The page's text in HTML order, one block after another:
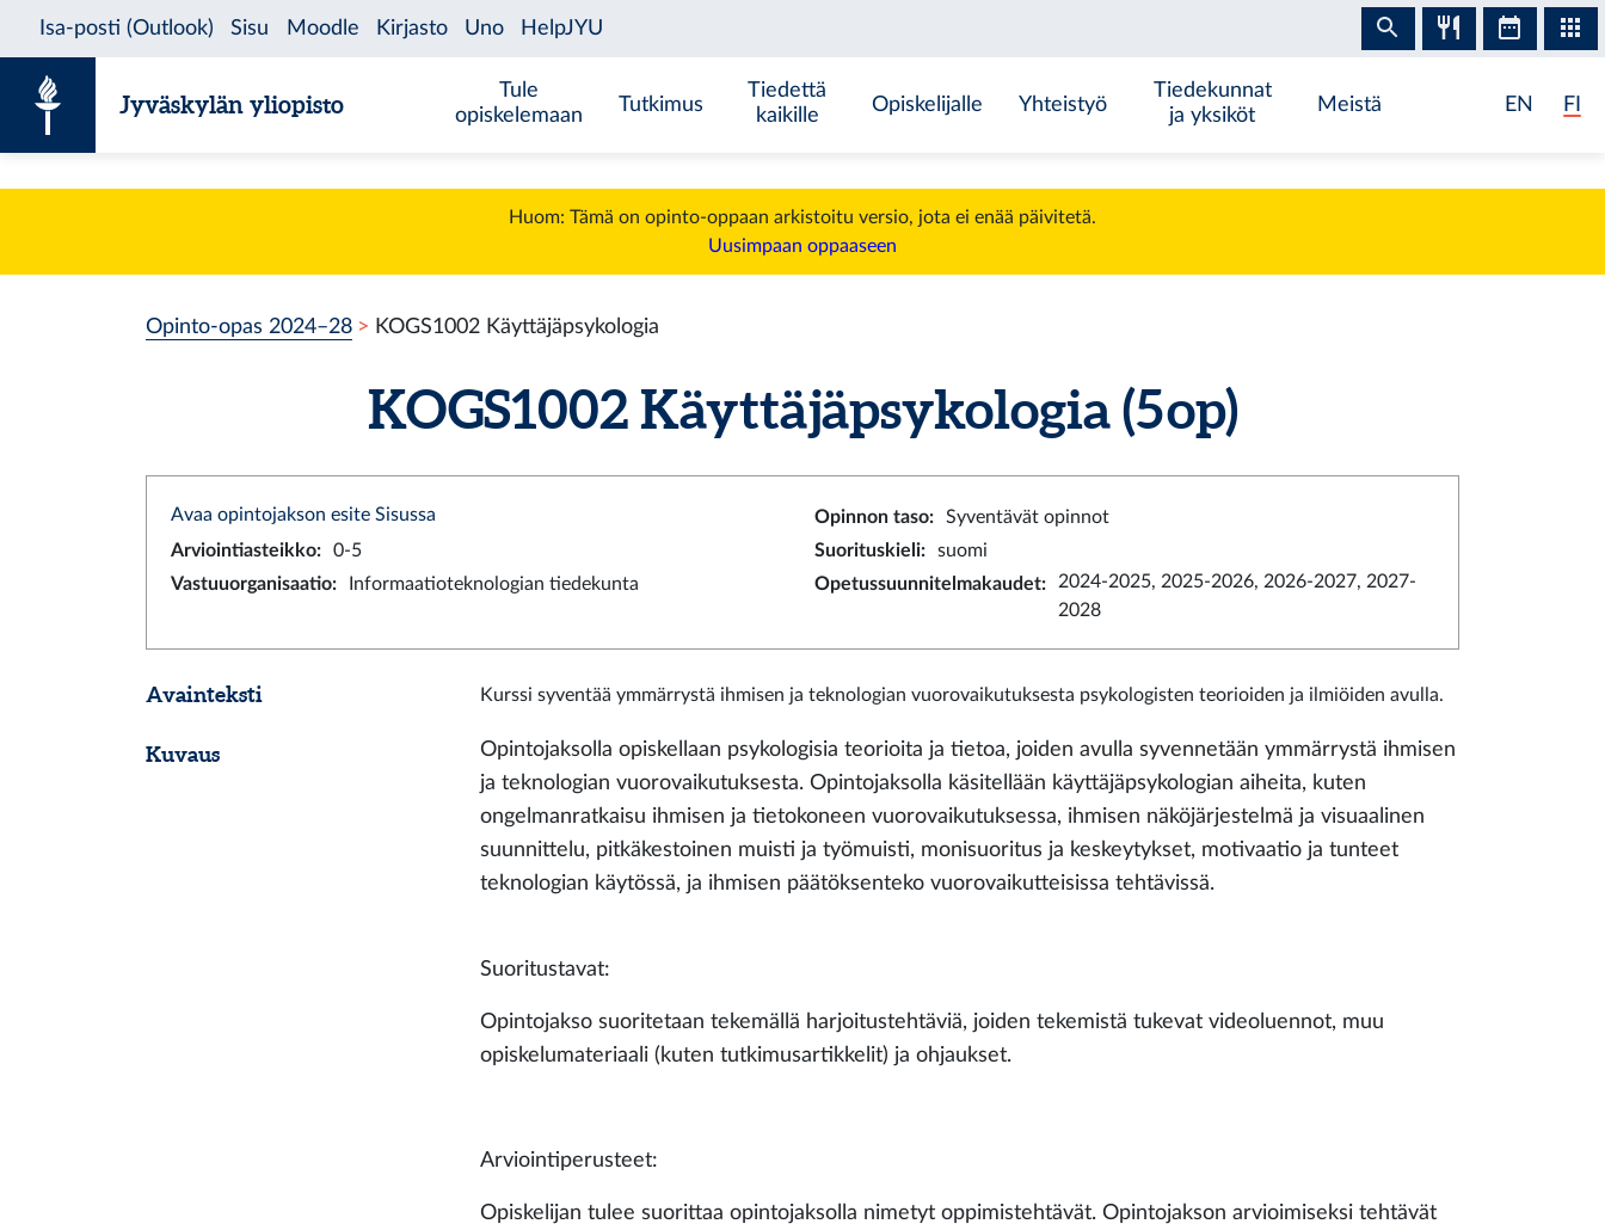
Jyväskylän yliopisto
Tule
opiskelemaan
Tutkimus
Tiedettä
kaikille
Opiskelijalle Yhteistyö
Tiedekunnat
ja yksiköt
Meistä EN FI
Huom: Tämä on opinto-oppaan arkistoitu versio, jota ei enää päivitetä.
Uusimpaan oppaaseen
Opinto-opas 2024–28 KOGS1002 Käyttäjäpsykologia
KOGS1002 Käyttäjäpsykologia (5 op)
Avaa opintojakson esite Sisussa Opinnon taso:
Syventävät opinnot
Arviointiasteikko: 0-5 Suorituskieli:
suomi
Vastuuorganisaatio: Informaatioteknologian tiedekunta Opetussuunnitelmakaudet:
2024-2025, 2025-2026, 2026-2027, 2027-
2028
Avainteksti Kurssi syventää ymmärrystä ihmisen ja teknologian vuorovaikutuksesta psykologisten teorioiden ja ilmiöiden avulla.
Kuvaus
Opintojaksolla opiskellaan psykologisia teorioita ja tietoa, joiden avulla syvennetään ymmärrystä ihmisen
ja teknologian vuorovaikutuksesta. Opintojaksolla käsitellään käyttäjäpsykologian aiheita, kuten
ongelmanratkaisu ihmisen ja tietokoneen vuorovaikutuksessa, ihmisen näköjärjestelmä ja visuaalinen
suunnittelu, pitkäkestoinen muisti ja työmuisti, monisuoritus ja keskeytykset, motivaatio ja tunteet
teknologian käytössä, ja ihmisen päätöksenteko vuorovaikutteisissa tehtävissä.
Suoritustavat:
Opintojakso suoritetaan tekemällä harjoitustehtäviä, joiden tekemistä tukevat videoluennot, muu
opiskelumateriaali (kuten tutkimusartikkelit) ja ohjaukset.
Arviointiperusteet:
Opiskelijan tulee suorittaa opintojaksolla nimetyt oppimistehtävät. Opintojakson arvioimiseksi tehtävät